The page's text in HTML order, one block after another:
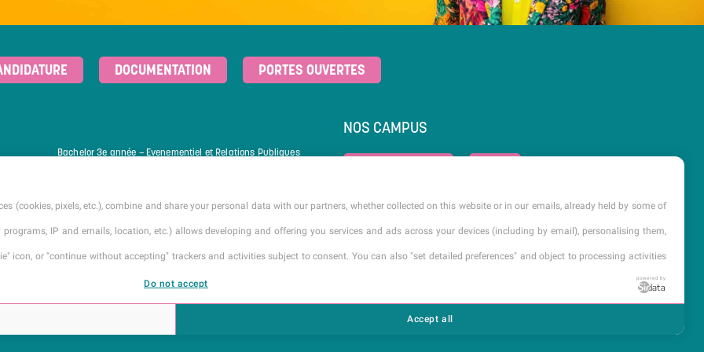
Bachelor 3e année – Evenementiel et Relations Publiques
Mastère – Direction Artistique et Publicité
Mastère – Stratégie Évènementielle
NOS CAMPUS
Lyon Paris Reims
DOCUMENTATION PORTES OUVERTES
ACCUEIL CGI PLAN DU SITE MENTIONS LÉGALES
(cookies, pixels, etc.), combine and share your personal data with our partners, whether collected on this website or in our emails, already held by some of
IP and emails, location, etc.) allows developing and offering you services and ads across your devices (including by email), personalising them,
icon, or "continue without accepting" trackers and activities subject to consent. You can also "set detailed preferences" and object to processing activities
Do not accept
powered by
Accept all